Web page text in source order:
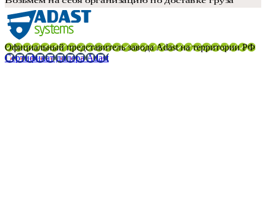
Официальный представитель завода Adast на территории РФ
Сертификат дилера Adast